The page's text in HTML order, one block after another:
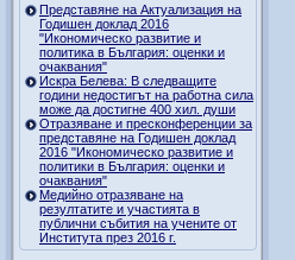
Представяне на Актуализация на
Годишен доклад 2016
"Икономическо развитие и
политика в България: оценки и
очаквания"
Искра Белева: В следващите
години недостигът на работна сила
може да достигне 400 хил. души
Отразяване и пресконференции за
представяне на Годишен доклад
2016 "Икономическо развитие и
политики в България: оценки и
очаквания"
Медийно отразяване на
резултатите и участията в
публични събития на учените от
Института през 2016 г.